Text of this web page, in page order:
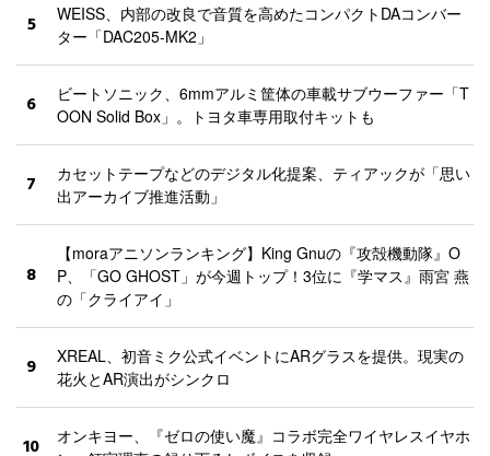
5
WEISS、内部の改良で音質を高めたコンパクトDAコンバー
ター「DAC205-MK2」
6
ビートソニック、6mmアルミ筐体の車載サブウーファー「T
OON Solid Box」。トヨタ車専用取付キットも
7
カセットテープなどのデジタル化提案、ティアックが「思い
出アーカイブ推進活動」
8
【moraアニソンランキング】King Gnuの『攻殻機動隊』O
P、「GO GHOST」が今週トップ！3位に『学マス』雨宮 燕
の「クライアイ」
9
XREAL、初音ミク公式イベントにARグラスを提供。現実の
花火とAR演出がシンクロ
10
オンキヨー、『ゼロの使い魔』コラボ完全ワイヤレスイヤホ